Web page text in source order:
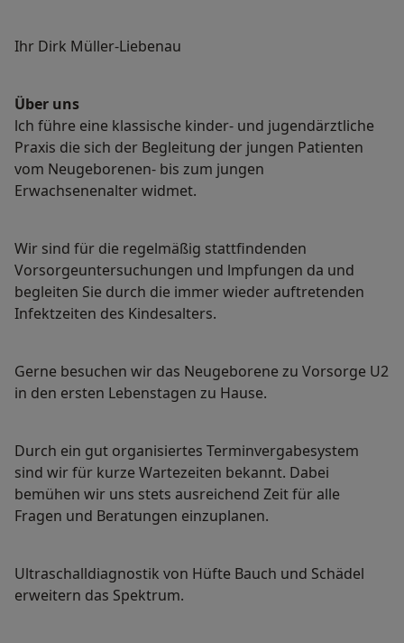
Ihr Dirk Müller-Liebenau
Über uns
lch führe eine klassische kinder- und jugendärztliche
Praxis die sich der Begleitung der jungen Patienten
vom Neugeborenen- bis zum jungen
Erwachsenenalter widmet.
Wir sind für die regelmäßig stattfindenden
Vorsorgeuntersuchungen und lmpfungen da und
begleiten Sie durch die immer wieder auftretenden
Infektzeiten des Kindesalters.
Gerne besuchen wir das Neugeborene zu Vorsorge U2
in den ersten Lebenstagen zu Hause.
Durch ein gut organisiertes Terminvergabesystem
sind wir für kurze Wartezeiten bekannt. Dabei
bemühen wir uns stets ausreichend Zeit für alle
Fragen und Beratungen einzuplanen.
Ultraschalldiagnostik von Hüfte Bauch und Schädel
erweitern das Spektrum.